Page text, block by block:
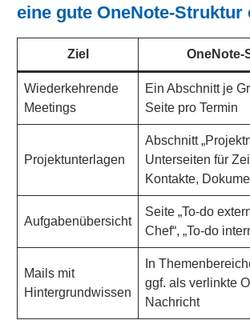
eine gute OneNote-Struktur
Ziel OneNote-
Wiederkehrende
Meetings
Ein Abschnitt je
Seite pro Termin
Projektunterlagen
Abschnitt
Unterseiten für
Kontakte,
Aufgabenübersicht
Seite „To-do
Chef“, „To-do
Mails mit
Hintergrundwissen
In
ggf. als verlinkte
Nachricht